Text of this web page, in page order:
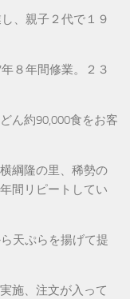
、親子２代で１９
８年間修業。２３
ん約90,000食をお客
綱隆の里、稀勢の
間リピートしてい
天ぷらを揚げて提
施、注文が入って